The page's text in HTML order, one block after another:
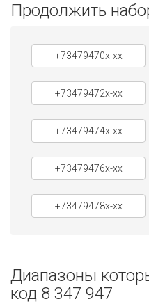
Продолжить
+73479470x-xx
+73479472x-xx
+73479474x-xx
+73479476x-xx
+73479478x-xx
Диапазоны
код 8 347 947